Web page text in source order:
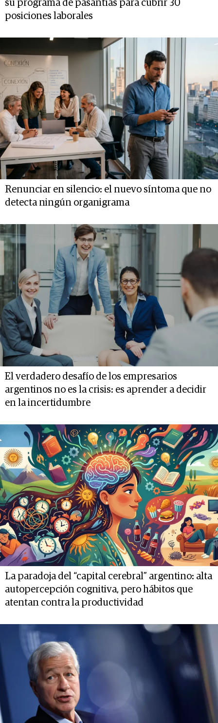
su programa de pasantías para cubrir 30
posiciones laborales
Renunciar en silencio: el nuevo síntoma que no
detecta ningún organigrama
El verdadero desafío de los empresarios
argentinos no es la crisis: es aprender a decidir
en la incertidumbre
La paradoja del “capital cerebral” argentino: alta
autopercepción cognitiva, pero hábitos que
atentan contra la productividad